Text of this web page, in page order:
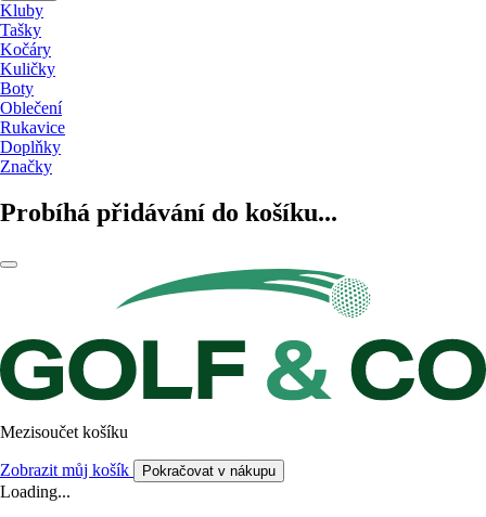
Kluby
Tašky
Kočáry
Kuličky
Boty
Oblečení
Rukavice
Doplňky
Značky
Probíhá přidávání do košíku...
Mezisoučet košíku
Zobrazit můj košík Pokračovat v nákupu
Loading...